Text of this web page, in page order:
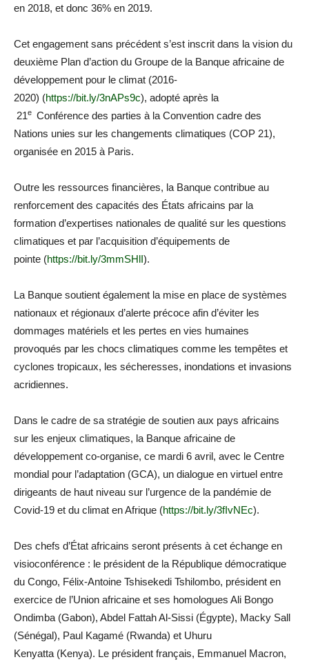
en 2018, et donc 36% en 2019.
Cet engagement sans précédent s’est inscrit dans la vision du
deuxième Plan d’action du Groupe de la Banque africaine de
développement pour le climat (2016-
2020) (https://bit.ly/3nAPs9c), adopté après la
21e Conférence des parties à la Convention cadre des
Nations unies sur les changements climatiques (COP 21),
organisée en 2015 à Paris.
Outre les ressources financières, la Banque contribue au
renforcement des capacités des États africains par la
formation d’expertises nationales de qualité sur les questions
climatiques et par l’acquisition d’équipements de
pointe (https://bit.ly/3mmSHlI).
La Banque soutient également la mise en place de systèmes
nationaux et régionaux d’alerte précoce afin d’éviter les
dommages matériels et les pertes en vies humaines
provoqués par les chocs climatiques comme les tempêtes et
cyclones tropicaux, les sécheresses, inondations et invasions
acridiennes.
Dans le cadre de sa stratégie de soutien aux pays africains
sur les enjeux climatiques, la Banque africaine de
développement co-organise, ce mardi 6 avril, avec le Centre
mondial pour l’adaptation (GCA), un dialogue en virtuel entre
dirigeants de haut niveau sur l’urgence de la pandémie de
Covid-19 et du climat en Afrique (https://bit.ly/3fIvNEc).
Des chefs d’État africains seront présents à cet échange en
visioconférence : le président de la République démocratique
du Congo, Félix-Antoine Tshisekedi Tshilombo, président en
exercice de l’Union africaine et ses homologues Ali Bongo
Ondimba (Gabon), Abdel Fattah Al-Sissi (Égypte), Macky Sall
(Sénégal), Paul Kagamé (Rwanda) et Uhuru
Kenyatta (Kenya). Le président français, Emmanuel Macron,